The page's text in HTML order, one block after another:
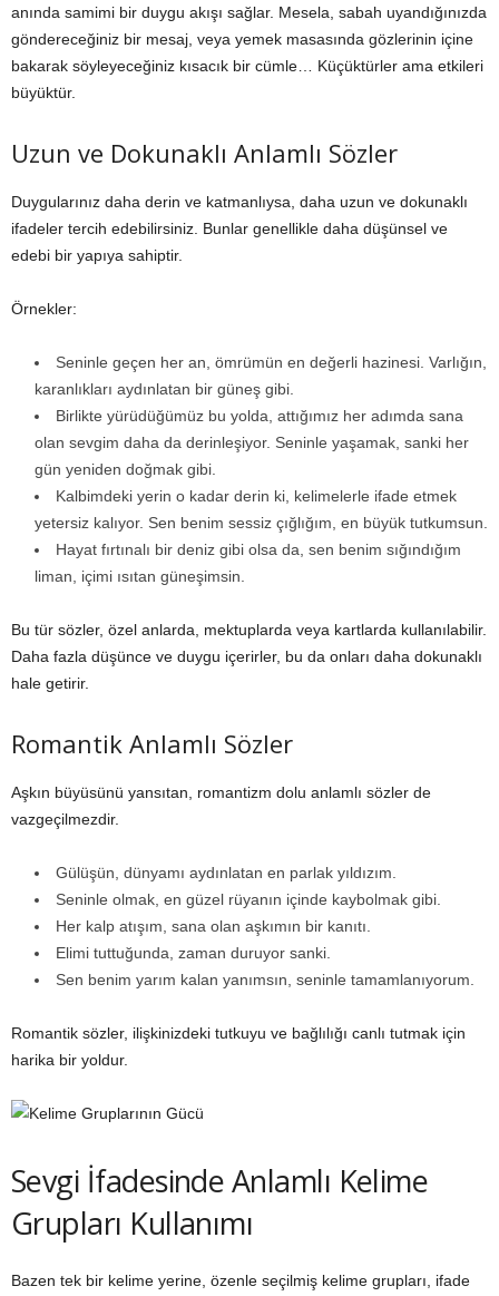
anında samimi bir duygu akışı sağlar. Mesela, sabah uyandığınızda
göndereceğiniz bir mesaj, veya yemek masasında gözlerinin içine
bakarak söyleyeceğiniz kısacık bir cümle… Küçüktürler ama etkileri
büyüktür.
Uzun ve Dokunaklı Anlamlı Sözler
Duygularınız daha derin ve katmanlıysa, daha uzun ve dokunaklı
ifadeler tercih edebilirsiniz. Bunlar genellikle daha düşünsel ve
edebi bir yapıya sahiptir.
Örnekler:
Seninle geçen her an, ömrümün en değerli hazinesi. Varlığın,
karanlıkları aydınlatan bir güneş gibi.
Birlikte yürüdüğümüz bu yolda, attığımız her adımda sana
olan sevgim daha da derinleşiyor. Seninle yaşamak, sanki her
gün yeniden doğmak gibi.
Kalbimdeki yerin o kadar derin ki, kelimelerle ifade etmek
yetersiz kalıyor. Sen benim sessiz çığlığım, en büyük tutkumsun.
Hayat fırtınalı bir deniz gibi olsa da, sen benim sığındığım
liman, içimi ısıtan güneşimsin.
Bu tür sözler, özel anlarda, mektuplarda veya kartlarda kullanılabilir.
Daha fazla düşünce ve duygu içerirler, bu da onları daha dokunaklı
hale getirir.
Romantik Anlamlı Sözler
Aşkın büyüsünü yansıtan, romantizm dolu anlamlı sözler de
vazgeçilmezdir.
Gülüşün, dünyamı aydınlatan en parlak yıldızım.
Seninle olmak, en güzel rüyanın içinde kaybolmak gibi.
Her kalp atışım, sana olan aşkımın bir kanıtı.
Elimi tuttuğunda, zaman duruyor sanki.
Sen benim yarım kalan yanımsın, seninle tamamlanıyorum.
Romantik sözler, ilişkinizdeki tutkuyu ve bağlılığı canlı tutmak için
harika bir yoldur.
Sevgi İfadesinde Anlamlı Kelime
Grupları Kullanımı
Bazen tek bir kelime yerine, özenle seçilmiş kelime grupları, ifade